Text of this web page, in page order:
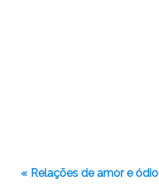
« Relações de amor e ódio